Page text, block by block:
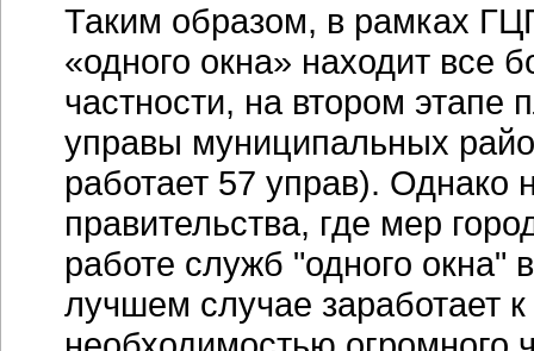
Таким образом, в рамках
«одного окна» находит все
частности, на втором этапе
управы муниципальных
работает 57 управ). Однако
правительства, где мер
работе служб "одного окна"
лучшем случае заработает